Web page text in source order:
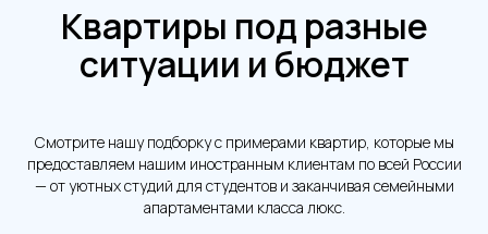
Квартиры под разные
ситуации и бюджет
Смотрите нашу подборку с примерами квартир, которые мы
предоставляем нашим иностранным клиентам по всей России
— от уютных студий для студентов и заканчивая семейными
апартаментами класса люкс.